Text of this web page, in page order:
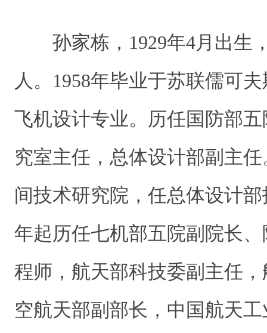
孙家栋，1929年4月出生
人。1958年毕业于苏联儒可
飞机设计专业。历任国防部
究室主任，总体设计部副主
间技术研究院，任总体设计
年起历任七机部五院副院长
程师，航天部科技委副主任
空航天部副部长，中国航天